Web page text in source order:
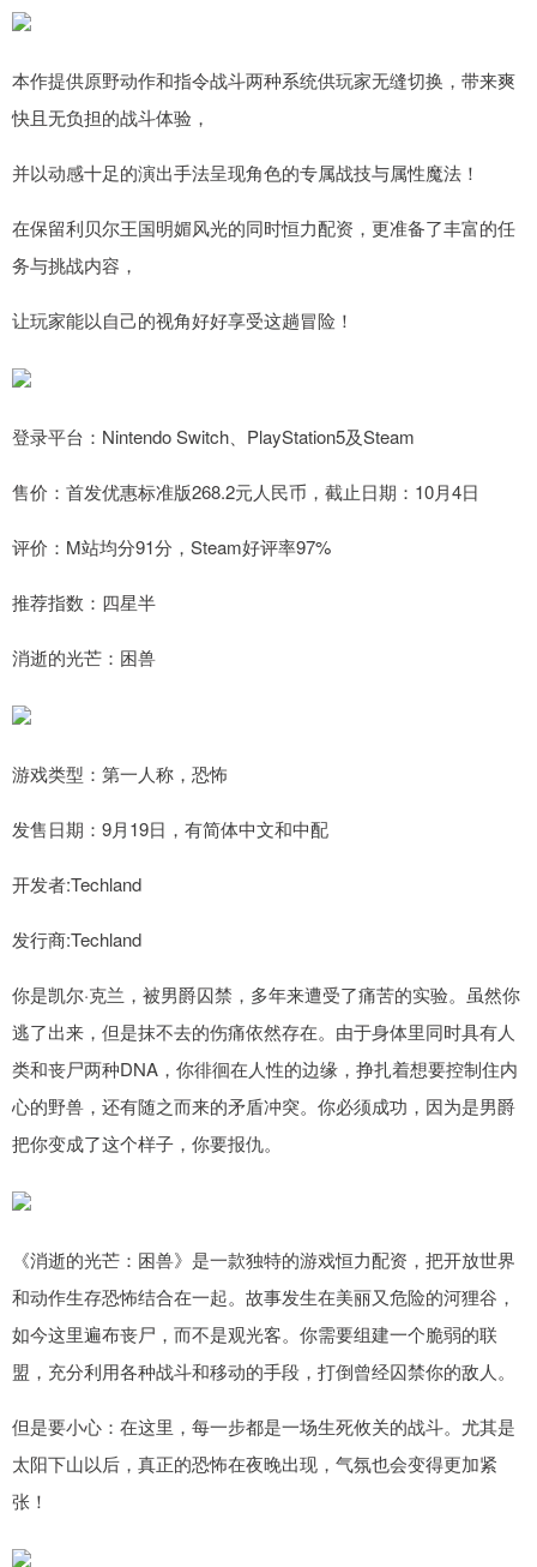
本作提供原野动作和指令战斗两种系统供玩家无缝切换，带来爽
快且无负担的战斗体验，
并以动感十足的演出手法呈现角色的专属战技与属性魔法！
在保留利贝尔王国明媚风光的同时恒力配资，更准备了丰富的任
务与挑战内容，
让玩家能以自己的视角好好享受这趟冒险！
登录平台：Nintendo Switch、PlayStation5及Steam
售价：首发优惠标准版268.2元人民币，截止日期：10月4日
评价：M站均分91分，Steam好评率97%
推荐指数：四星半
消逝的光芒：困兽
游戏类型：第一人称，恐怖
发售日期：9月19日，有简体中文和中配
开发者:Techland
发行商:Techland
你是凯尔·克兰，被男爵囚禁，多年来遭受了痛苦的实验。虽然你
逃了出来，但是抹不去的伤痛依然存在。由于身体里同时具有人
类和丧尸两种DNA，你徘徊在人性的边缘，挣扎着想要控制住内
心的野兽，还有随之而来的矛盾冲突。你必须成功，因为是男爵
把你变成了这个样子，你要报仇。
《消逝的光芒：困兽》是一款独特的游戏恒力配资，把开放世界
和动作生存恐怖结合在一起。故事发生在美丽又危险的河狸谷，
如今这里遍布丧尸，而不是观光客。你需要组建一个脆弱的联
盟，充分利用各种战斗和移动的手段，打倒曾经囚禁你的敌人。
但是要小心：在这里，每一步都是一场生死攸关的战斗。尤其是
太阳下山以后，真正的恐怖在夜晚出现，气氛也会变得更加紧
张！